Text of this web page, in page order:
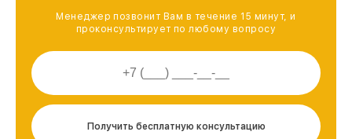
Менеджер позвонит Вам в течение 15 минут, и
проконсультирует по любому вопросу
Получить бесплатную консультацию